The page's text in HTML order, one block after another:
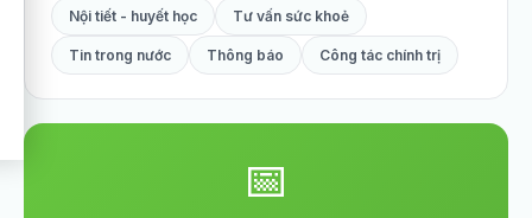
Nội tiết - huyết học Tư vấn sức khoẻ
Tin trong nước Thông báo Công tác chính trị
📅